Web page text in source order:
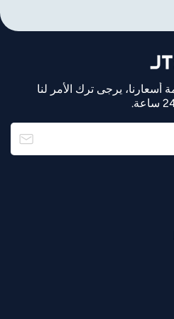
أسعارنا، يرجى ترك الأمر لنا